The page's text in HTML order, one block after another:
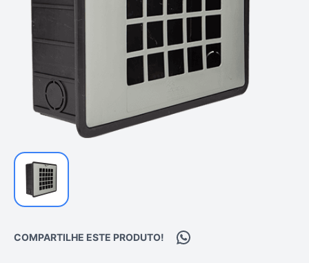
COMPARTILHE ESTE PRODUTO! Compartilhar no